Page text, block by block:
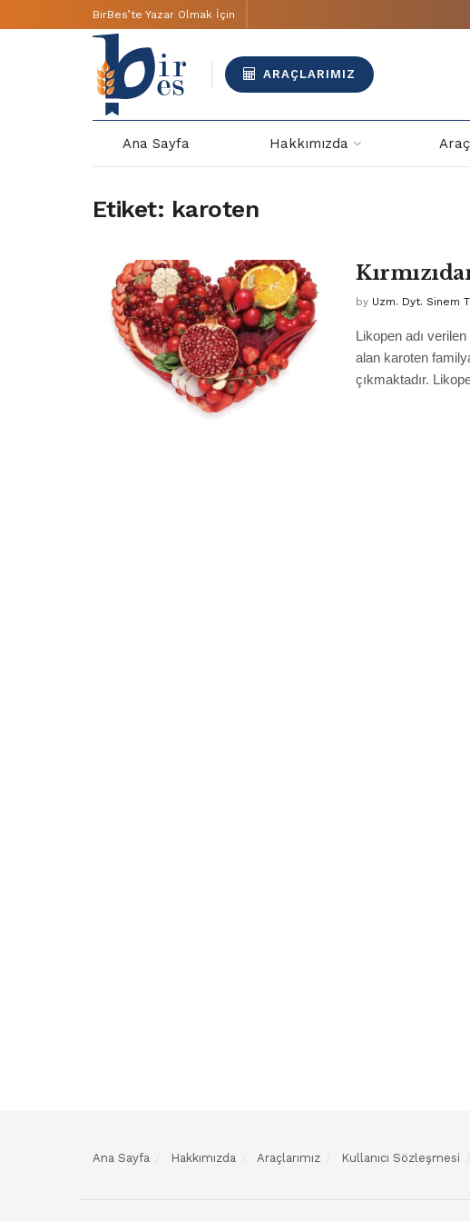
BirBes’te Yazar Olmak İçin
ARAÇLARIMIZ
Ana Sayfa Hakkımızda
Etiket: karoten
by Uzm. Dyt. Sinem
Likopen adı
alan karoten
çıkmaktadır.
Ana Sayfa Hakkımızda Araçlarımız Kullanıcı Sözleşmesi